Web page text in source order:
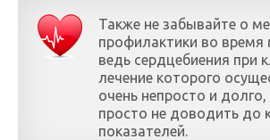
Также не забывайте о
профилактики во время
ведь сердцебиения при
лечение которого
очень непросто и
просто не доводить до
показателей.